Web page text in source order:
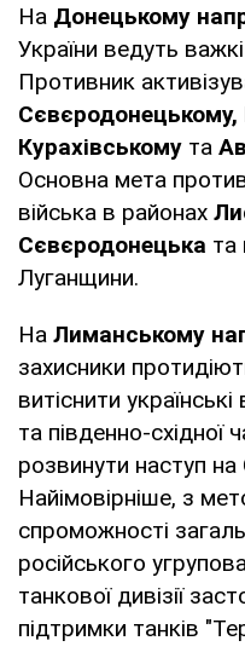
На Донецькому
України ведуть
Противник
Сєвєродонецькому,
Курахівському та
Основна мета
війська в районах
Сєвєродонецька та
Луганщини.
На Лиманському
захисники
витіснити українські
та південно-східної
розвинути наступ на
Найімовірніше, з
спроможності
російського
танкової дивізії
підтримки танків